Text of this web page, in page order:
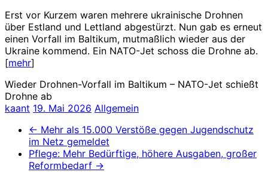
Erst vor Kurzem waren mehrere ukrainische Drohnen
über Estland und Lettland abgestürzt. Nun gab es erneut
einen Vorfall im Baltikum, mutmaßlich wieder aus der
Ukraine kommend. Ein NATO-Jet schoss die Drohne ab.
[mehr]
Wieder Drohnen-Vorfall im Baltikum – NATO-Jet schießt
Drohne ab
kaant 19. Mai 2026 Allgemein
← Mehr als 15.000 Verstöße gegen Jugendschutz
im Netz gemeldet
Pflege: Mehr Bedürftige, höhere Ausgaben, großer
Reformbedarf →